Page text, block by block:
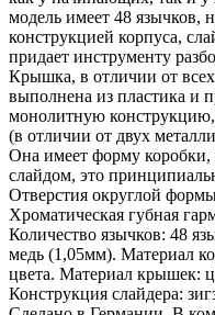
модель имеет 48 язычков,
конструкцией корпуса,
придает инструменту
Крышка, в отличии от
выполнена из пластика и
монолитную
(в отличии от двух
Она имеет форму коробки,
слайдом, это
Отверстия округлой
Хроматическая губная
Количество язычков: 48
медь (1,05мм). Материал
цвета. Материал крышек:
Конструкция слайдера: